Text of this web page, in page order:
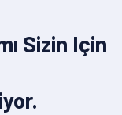
Sizin Için